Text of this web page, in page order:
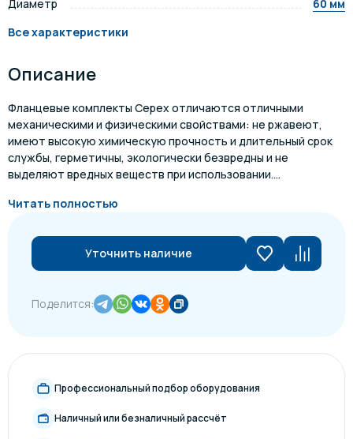
Диаметр
60 мм
Все характеристики
Описание
Фланцевые комплекты Cepex отличаются отличными
механическими и физическими свойствами: не ржавеют,
имеют высокую химическую прочность и длительный срок
службы, герметичны, экологически безвредны и не
выделяют вредных веществ при использовании....
Читать полностью
Уточнить наличие
Поделится:
Профессиональный подбор оборудования
Наличный или безналичный рассчёт